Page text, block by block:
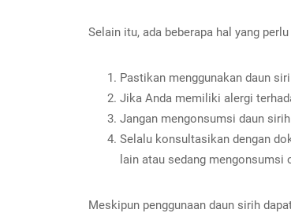
Selain itu, ada beberapa hal yang
Pastikan menggunakan daun
Jika Anda memiliki alergi
Jangan mengonsumsi daun
Selalu konsultasikan dengan
lain atau sedang mengonsumsi
Meskipun penggunaan daun sirih